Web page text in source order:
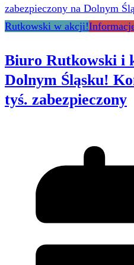
Rutkowski w akcji!
Biuro Rutkowski i
Dolnym Śląsku!
tyś. zabezpieczony